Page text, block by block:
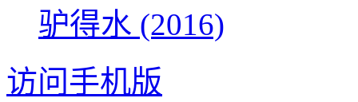
驴得水 (2016)
访问手机版